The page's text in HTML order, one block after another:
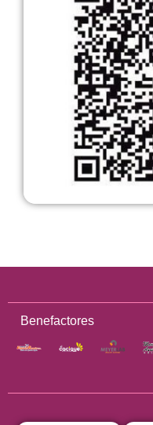
Benefactores